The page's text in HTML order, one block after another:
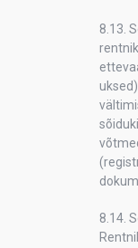
8.13.
8.14.